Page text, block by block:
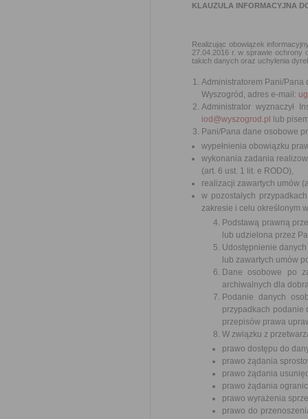
KLAUZULA INFORMACYJNA
Realizując obowiązek
27.04.2016 r. w sprawie ochrony
takich danych oraz uchylenia
Administratorem Pani/Pana
Wyszogród, adres e-mail:
Administrator wyznaczył
iod@wyszogrod.pl
lub
Pani/Pana dane osobowe
wypełnienia obowiązku
wykonania zadania
(art. 6 ust. 1 lit. e RODO),
realizacji zawartych umów
w pozostałych
zakresie i celu określonym
Podstawą prawną
lub udzielona przez
Udostępnienie
lub zawartych umów
Dane osobowe po
archiwalnych dla
Podanie danych
przypadkach podanie
przepisów prawa
W związku z
prawo dostępu do
prawo żądania
prawo żądania
prawo żądania
prawo wyrażenia
prawo do